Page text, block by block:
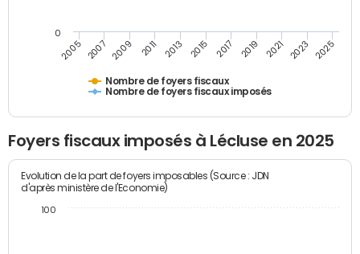
Nombre de foyers fiscaux
Nombre de foyers fiscaux imposés
2005 2007 2009 2011 2013 2015 2017 2019 2021 2023 2025
0
Foyers fiscaux imposés à Lécluse en 2025
Evolution de la part de foyers imposables (Source : JDN
d'après ministère de l'Economie)
100